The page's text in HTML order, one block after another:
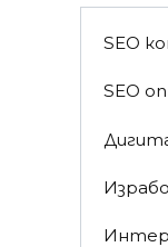
SEO
SEO